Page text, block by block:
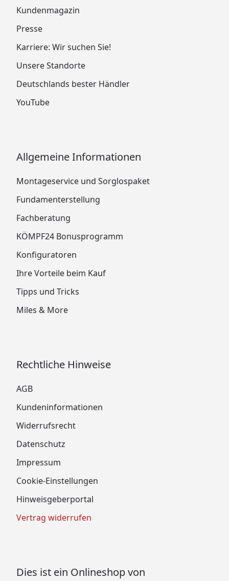
Kundenmagazin
Presse
Karriere: Wir suchen Sie!
Unsere Standorte
Deutschlands bester Händler
YouTube
Allgemeine Informationen
Montageservice und Sorglospaket
Fundamenterstellung
Fachberatung
KÖMPF24 Bonusprogramm
Konfiguratoren
Ihre Vorteile beim Kauf
Tipps und Tricks
Miles & More
Rechtliche Hinweise
AGB
Kundeninformationen
Widerrufsrecht
Datenschutz
Impressum
Cookie-Einstellungen
Hinweisgeberportal
Vertrag widerrufen
Dies ist ein Onlineshop von